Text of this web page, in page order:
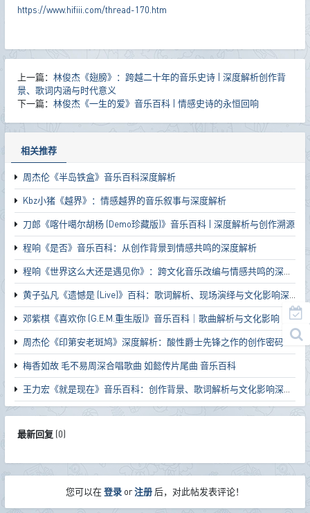
https://www.hifiii.com/thread-170.htm
上一篇： 林俊杰《翅膀》：跨越二十年的音乐史诗 | 深度解析创作背
景、歌词内涵与时代意义
下一篇： 林俊杰《一生的爱》音乐百科 | 情感史诗的永恒回响
相关推荐
周杰伦《半岛铁盒》音乐百科深度解析
Kbz小猪《越界》：情感越界的音乐叙事与深度解析
刀郎《喀什噶尔胡杨 (Demo珍藏版)》音乐百科 | 深度解析与创作溯源
程响《是否》音乐百科：从创作背景到情感共鸣的深度解析
程响《世界这么大还是遇见你》：跨文化音乐改编与情感共鸣的深度解析
黄子弘凡《遗憾是 (Live)》百科：歌词解析、现场演绎与文化影响深度解读
邓紫棋《喜欢你 (G.E.M.重生版)》音乐百科｜歌曲解析与文化影响
周杰伦《印第安老斑鸠》深度解析：酸性爵士先锋之作的创作密码与文化影响
梅香如故 毛不易周深合唱歌曲 如懿传片尾曲 音乐百科
王力宏《就是现在》音乐百科：创作背景、歌词解析与文化影响深度解读
最新回复(0)
您可以在登录 or注册 后，对此帖发表评论！